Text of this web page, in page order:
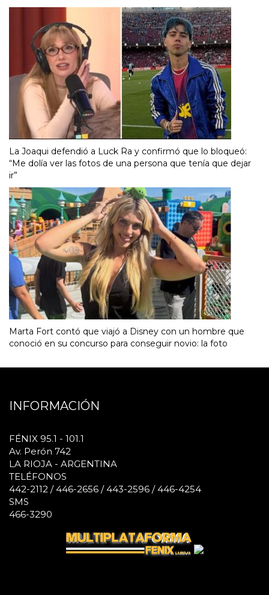
La Joaqui defendió a Luck Ra y confirmó que lo bloqueó:
“Me dolía ver las fotos de una persona que tenía que dejar
ir”
Marta Fort contó que viajó a Disney con un hombre que
conoció en su concurso para conseguir novio: la foto
INFORMACIÓN
FÉNIX 95.1 - 101.1
Av. Perón 742
LA RIOJA - ARGENTINA
TELÉFONOS
442-2112 / 446-2656 / 443-2596 / 446-4254
SMS
466-3290